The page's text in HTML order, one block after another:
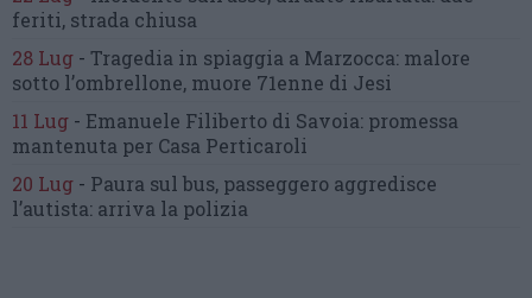
feriti, strada chiusa
28 Lug - Tragedia in spiaggia a Marzocca: malore
sotto l’ombrellone, muore 71enne di Jesi
11 Lug - Emanuele Filiberto di Savoia: promessa
mantenuta per Casa Perticaroli
20 Lug - Paura sul bus, passeggero aggredisce
l’autista: arriva la polizia